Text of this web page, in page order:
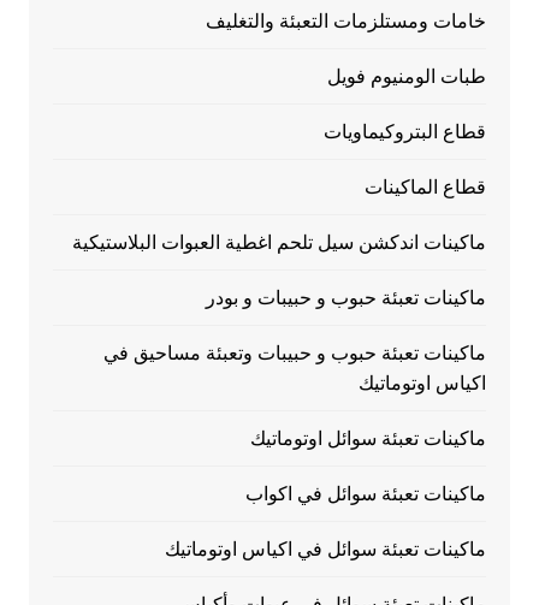
خامات ومستلزمات التعبئة والتغليف
طبات الومنيوم فويل
قطاع البتروكيماويات
قطاع الماكينات
ماكينات اندكشن سيل تلحم اغطية العبوات البلاستيكية
ماكينات تعبئة حبوب و حبيبات و بودر
ماكينات تعبئة حبوب و حبيبات وتعبئة مساحيق في
اكياس اوتوماتيك
ماكينات تعبئة سوائل اوتوماتيك
ماكينات تعبئة سوائل في اكواب
ماكينات تعبئة سوائل في اكياس اوتوماتيك